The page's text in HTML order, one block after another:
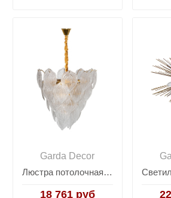
Garda Decor
Люстра потолочная "Лепестки" 92EL-YG18498-10P
18 761 руб